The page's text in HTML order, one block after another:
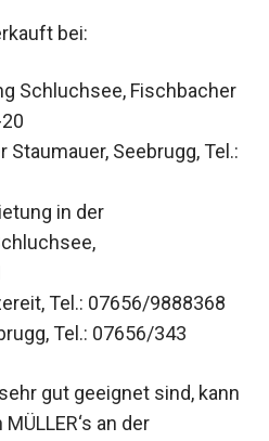
bei:
Schluchsee, Fischbacher
Staumauer, Seebrugg, Tel.:
in der
Tel.: 07656/9888368
Tel.: 07656/343
gut geeignet sind, kann
an der